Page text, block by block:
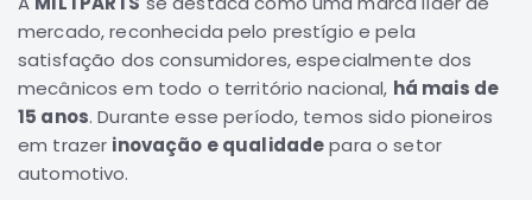
Correias
Transmissão
Elétrica
mercado, reconhecida pelo prestígio e pela
satisfação dos consumidores, especialmente dos
mecânicos em todo o território nacional, há mais de
15 anos. Durante esse período, temos sido pioneiros
em trazer inovação e qualidadepara o setor
automotivo.